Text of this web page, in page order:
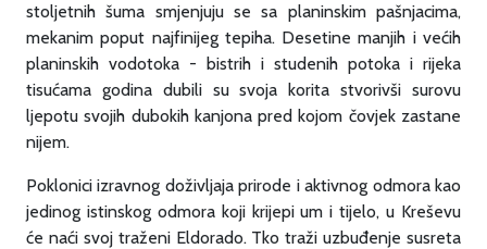
stoljetnih šuma smjenjuju se sa planinskim pašnjacima,
mekanim poput najfinijeg tepiha. Desetine manjih i većih
planinskih vodotoka - bistrih i studenih potoka i rijeka
tisućama godina dubili su svoja korita stvorivši surovu
ljepotu svojih dubokih kanjona pred kojom čovjek zastane
nijem.
Poklonici izravnog doživljaja prirode i aktivnog odmora kao
jedinog istinskog odmora koji krijepi um i tijelo, u Kreševu
će naći svoj traženi Eldorado. Tko traži uzbuđenje susreta